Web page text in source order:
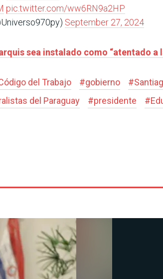
pic.twitter.com/ww6RN9a2HP
September 27, 2024
sea instalado como “atentado a
del Trabajo #gobierno #
del Paraguay #presidente #